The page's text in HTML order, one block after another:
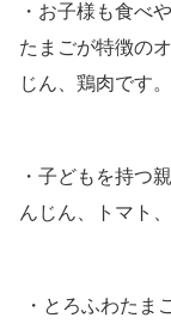
・お子様も食べ
たまごが特徴の
じん、鶏肉です。
・子どもを持つ
んじん、トマト
・とろふわたま